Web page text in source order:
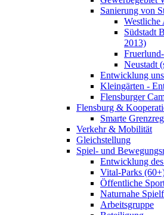
Sanierung von
Westliche
Südstadt
2013)
Neustadt
Entwicklung
Kleingärten -
Flensburger
Flensburg &
Smarte
Verkehr & Mobilität
Gleichstellung
Spiel- und
Entwicklung
Vital-Parks
Öffentliche
Naturnahe
Arbeitsgruppe